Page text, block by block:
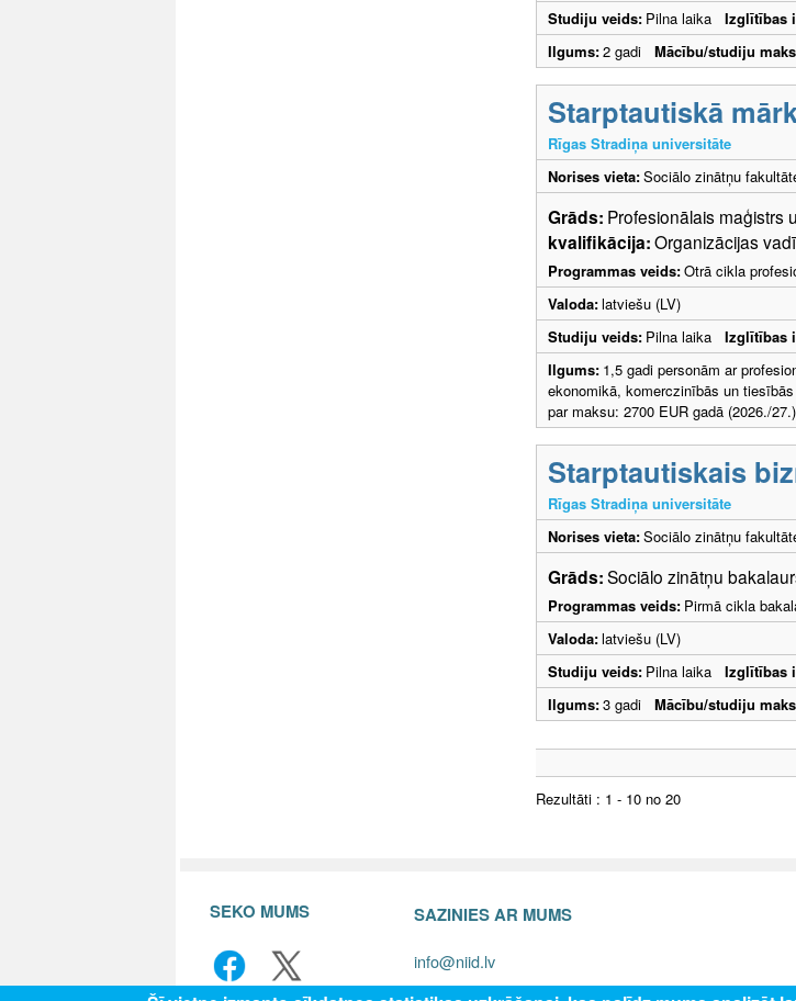
Studiju veids: Pilna laika Izglītības
Ilgums:2 gadi Mācību/studiju
Starptautiskā
Rīgas Stradiņa universitāte
Norises vieta:Sociālo zinātņu
Grāds: Profesionālais maģistrs
kvalifikācija:Organizācijas
Programmas veids:Otrā cikla
Valoda:latviešu (LV)
Studiju veids: Pilna laika Izglītības
Ilgums: 1,5 gadi personām ar
ekonomikā, komerczinībās un
par maksu: 2700 EUR gadā (2026./27.)
Starptautiskais
Rīgas Stradiņa universitāte
Norises vieta:Sociālo zinātņu
Grāds:Sociālo zinātņu
Programmas veids: Pirmā cikla
Valoda:latviešu (LV)
Studiju veids: Pilna laika Izglītības
Ilgums:3 gadi Mācību/studiju
Rezultāti : 1 - 10 no 20
SEKO MUMS SAZINIES AR MUMS
info@niid.lv